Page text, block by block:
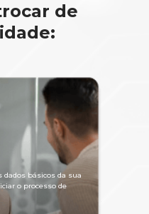
de
básicos da sua
o processo de